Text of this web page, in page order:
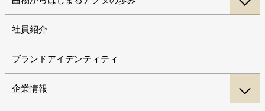
社員紹介
ブランドアイデンティティ
企業情報